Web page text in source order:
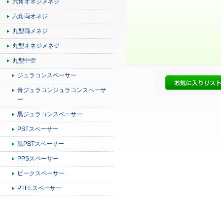
六角オネジメネジ
六角両オネジ
丸型両メネジ
丸型オネジメネジ
丸型中空
ジュラコンスペーサー
青ジュラコンジュラコンスペーサ
ー
黒ジュラコンスペーサー
PBTスペーサー
黒PBTスペーサー
PPSスペーサー
ピークスペーサー
PTFEスペーサー